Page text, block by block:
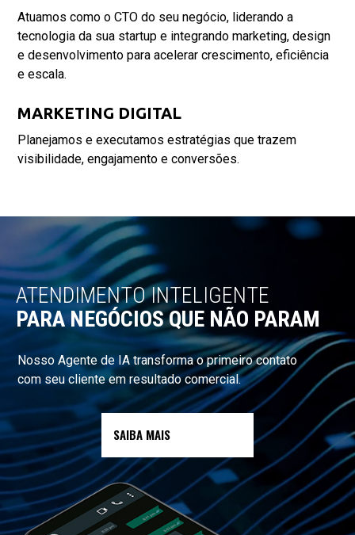
Atuamos como o CTO do seu negócio, liderando a
tecnologia da sua startup e integrando marketing, design
e desenvolvimento para acelerar crescimento, eficiência
e escala.
MARKETING DIGITAL
Planejamos e executamos estratégias que trazem
visibilidade, engajamento e conversões.
ATENDIMENTOINTELIGENTE
PARA NEGÓCIOS QUE NÃO PARAM
Nosso Agente de IA transforma o primeiro contato
com seu cliente em resultado comercial.
SAIBA MAIS